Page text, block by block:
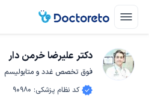
دکتر علیرضا خرمن دار
فوق تخصص غدد و متابولیسم
کد نظام پزشکی:
90980